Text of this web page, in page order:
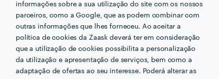
informações sobre a sua utilização do site com os nossos
parceiros, como a Google, que as podem combinar com
outras informações que lhes forneceu. Ao aceitar a
política de cookies da Zaask deverá ter em consideração
que a utilização de cookies possibilita a personalização
da utilização e apresentação de serviços, bem como a
adaptação de ofertas ao seu interesse. Poderá alterar as
Pedro Lameira
Trabalho realizado fora da plataforma
18 Jan 2016
Trabalho muito profissional, aliando conhecimento
técnico, bom gosto e disponibilidade. O resultado